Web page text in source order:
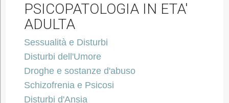
PSICOPATOLOGIA IN ETA'
ADULTA
Sessualità e Disturbi
Disturbi dell'Umore
Droghe e sostanze d'abuso
Schizofrenia e Psicosi
Disturbi d'Ansia